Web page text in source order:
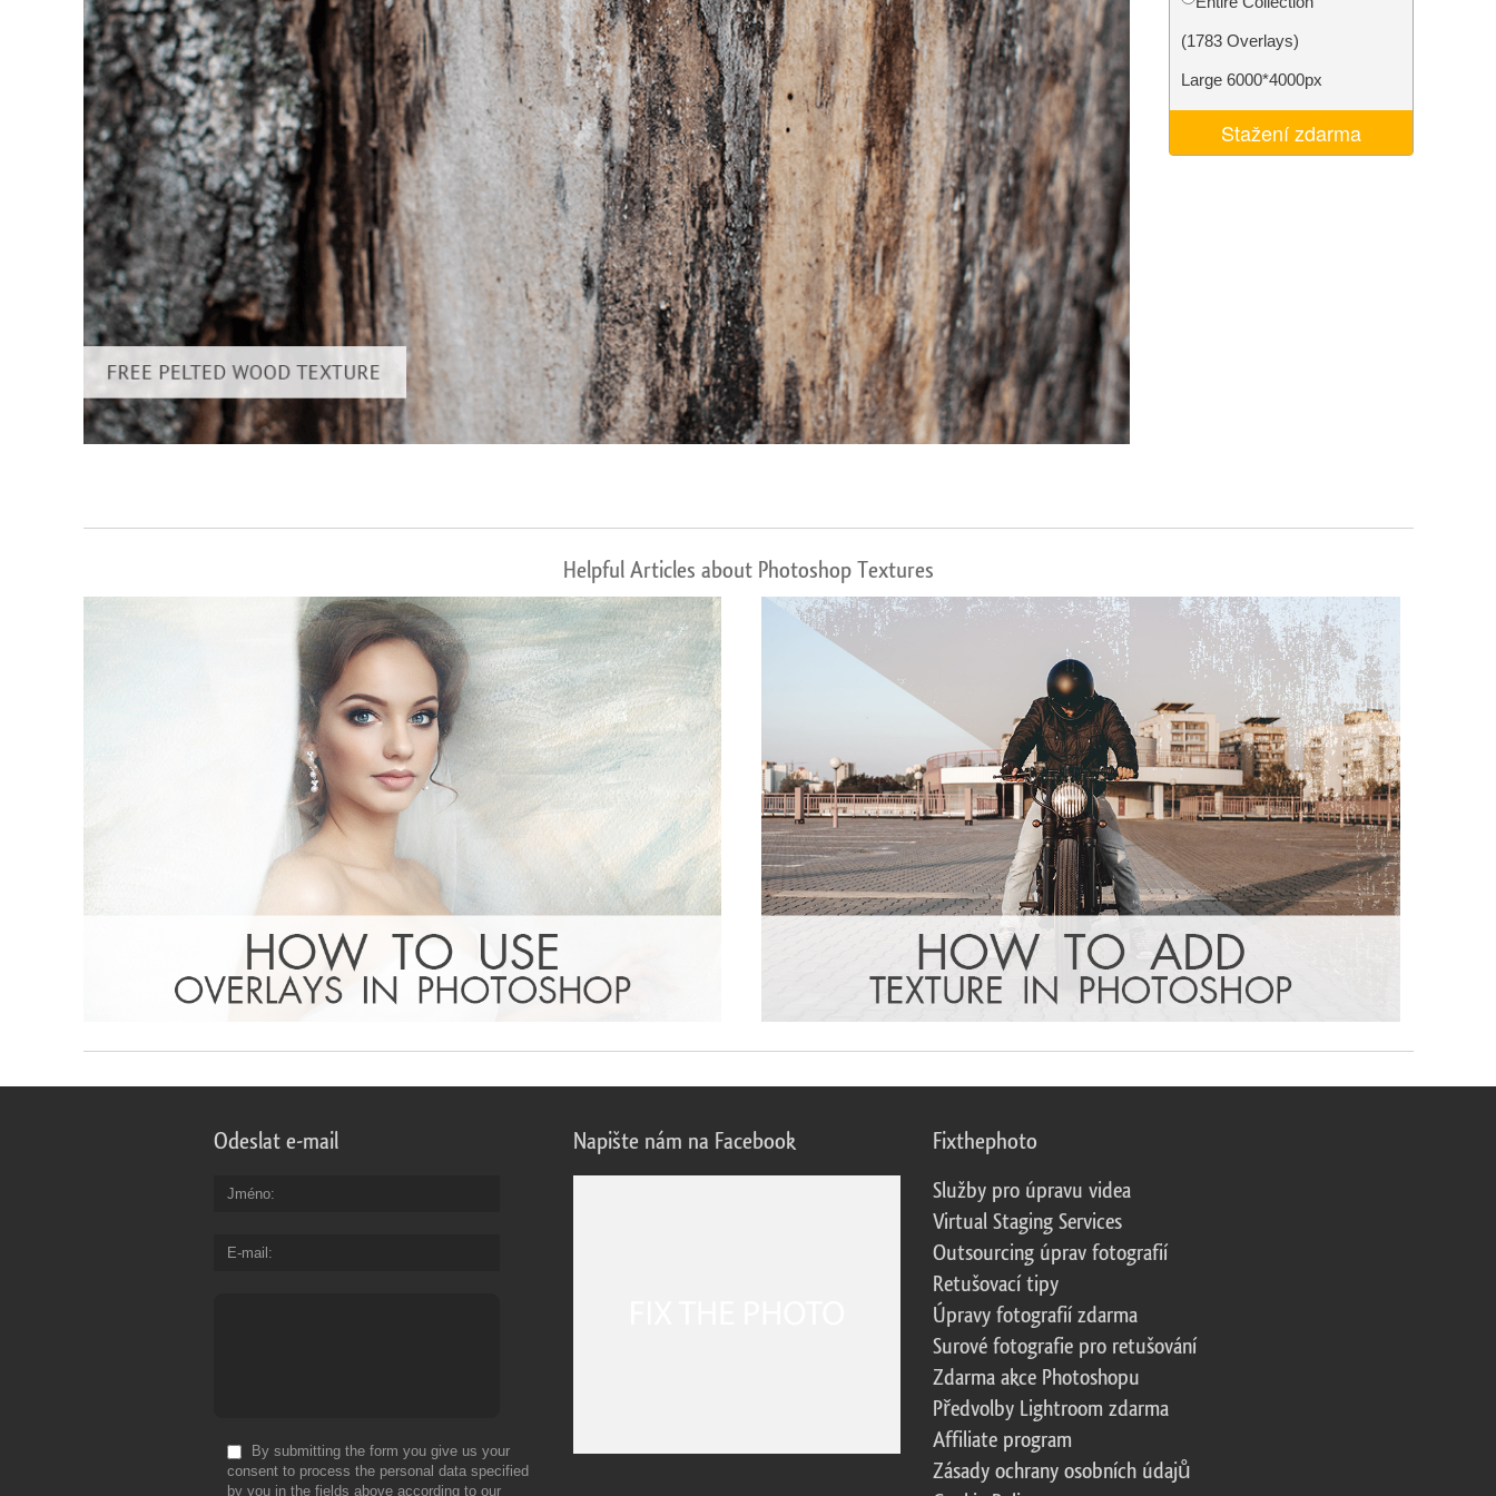
Služby retušování produktů Služby retušování šperků Data pro výcvik AI Video Editing Services
(1783 Overlays)
Large 6000*4000px
Stažení zdarma
Helpful Articles about Photoshop Textures
Odeslat e-mail
Jméno
E-mail
By submitting the form you give us your
consent to process the personal data specified
by you in the fields above according to our
Napište nám na Facebook Fixthephoto
Služby pro úpravu videa
Virtual Staging Services
Outsourcing úprav fotografií
Retušovací tipy
Úpravy fotografií zdarma
Surové fotografie pro retušování
Zdarma akce Photoshopu
Předvolby Lightroom zdarma
Affiliate program
Zásady ochrany osobních údajů